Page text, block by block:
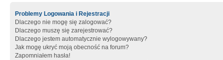
Problemy Logowania i Rejestracji
Dlaczego nie mogę się zalogować?
Dlaczego muszę się zarejestrować?
Dlaczego jestem automatycznie wylogowywany?
Jak mogę ukryć moją obecność na forum?
Zapomniałem hasła!